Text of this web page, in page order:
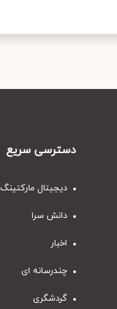
دسترسی سریع
دیجیتال مارکتینگ
دانش سرا
اخبار
چندرسانه ای
گردشگری